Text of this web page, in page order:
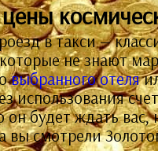
в такси —
не знают
выбранного отеля
использования
он будет ждать
вы смотрели